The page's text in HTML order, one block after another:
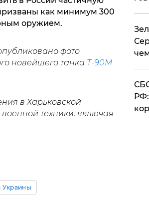
как минимум 300
оружием.
фото
новейшего танка Т-90М
в Харьковской
техники, включая
Украины